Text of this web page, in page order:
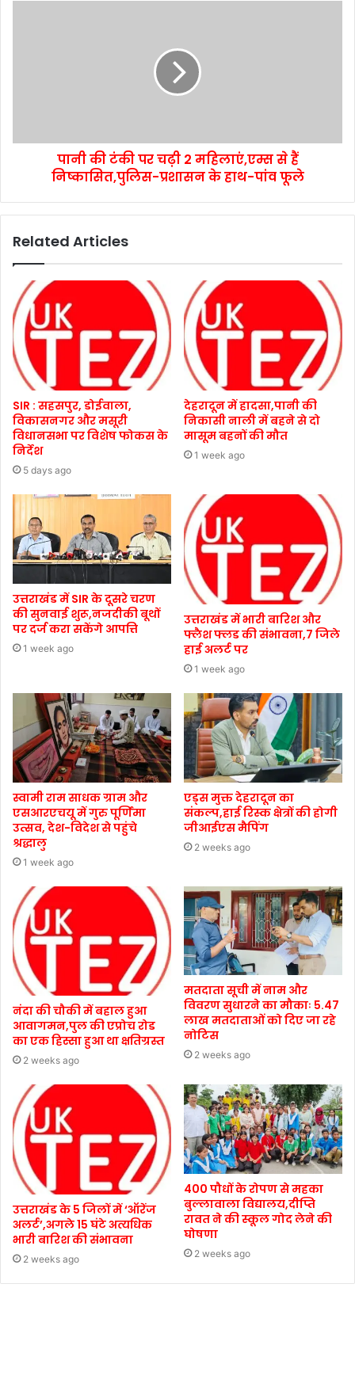
पानी की टंकी पर चढ़ी 2 महिलाएं,एम्स से हैं
निष्कासित,पुलिस-प्रशासन के हाथ-पांव फूले
Related Articles
SIR : सहसपुर, डोईवाला,
विकासनगर और मसूरी
विधानसभा पर विशेष फोकस के
निर्देश
5 days ago
देहरादून में हादसा,पानी की
निकासी नाली में बहने से दो
मासूम बहनों की मौत
1 week ago
उत्तराखंड में SIR के दूसरे चरण
की सुनवाई शुरू,नजदीकी बूथों
पर दर्ज करा सकेंगे आपत्ति
1 week ago
उत्तराखंड में भारी बारिश और
फ्लैश फ्लड की संभावना,7 जिले
हाई अलर्ट पर
1 week ago
स्वामी राम साधक ग्राम और
एसआरएचयू में गुरु पूर्णिमा
उत्सव, देश-विदेश से पहुंचे
श्रद्धालु
1 week ago
एड्स मुक्त देहरादून का
संकल्प,हाई रिस्क क्षेत्रों की होगी
जीआईएस मैपिंग
2 weeks ago
नंदा की चौकी में बहाल हुआ
आवागमन,पुल की एप्रोच रोड
का एक हिस्सा हुआ था क्षतिग्रस्त
2 weeks ago
मतदाता सूची में नाम और
विवरण सुधारने का मौकाः 5.47
लाख मतदाताओं को दिए जा रहे
नोटिस
2 weeks ago
उत्तराखंड के 5 जिलों में ‘ऑरेंज
अलर्ट’,अगले 15 घंटे अत्यधिक
भारी बारिश की संभावना
2 weeks ago
400 पौधों के रोपण से महका
बुल्लावाला विद्यालय,दीप्ति
रावत ने की स्कूल गोद लेने की
घोषणा
2 weeks ago